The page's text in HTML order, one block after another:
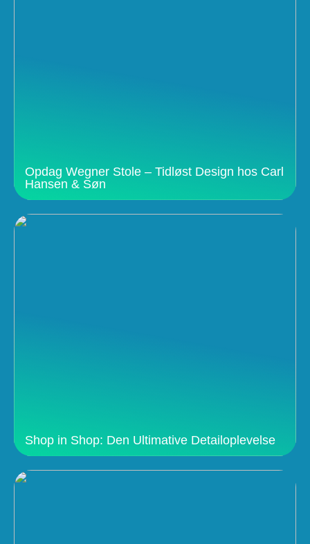
Opdag Wegner Stole – Tidløst Design hos Carl
Hansen & Søn
Shop in Shop: Den Ultimative Detailoplevelse